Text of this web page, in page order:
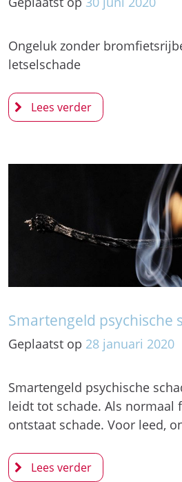
Ongeluk zonder
letselschade
Smartengeld psychische
Geplaatst op 28 januari 2020
Smartengeld psychische
leidt tot schade. Als normaal
ontstaat schade. Voor leed,